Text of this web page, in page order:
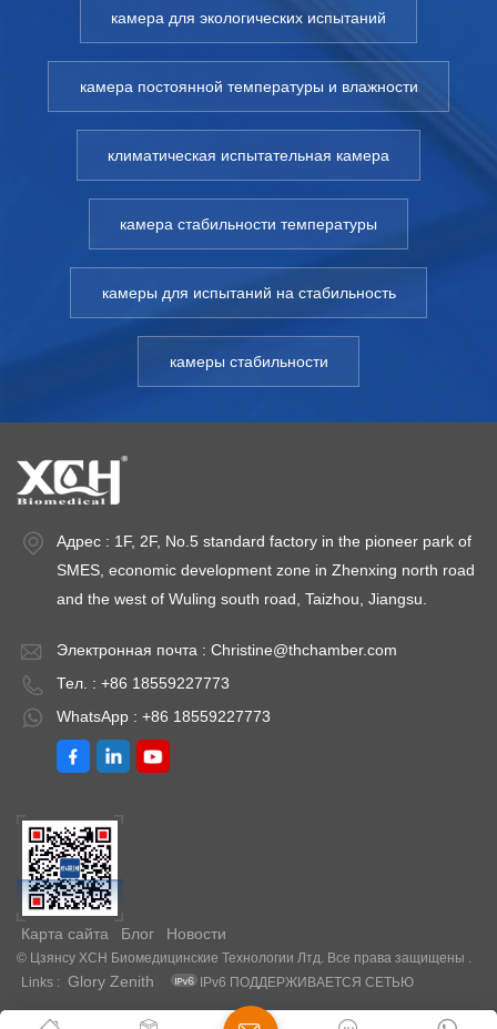
камера для экологических испытаний
камера постоянной температуры и влажности
климатическая испытательная камера
камера стабильности температуры
камеры для испытаний на стабильность
камеры стабильности
Адрес : 1F, 2F, No.5 standard factory in the pioneer park of
SMES, economic development zone in Zhenxing north road
and the west of Wuling south road, Taizhou, Jiangsu.
Электронная почта : Christine@thchamber.com
Тел. : +86 18559227773
WhatsApp : +86 18559227773
Карта сайта Блог Новости
© Цзянсу XCH Биомедицинские Технологии Лтд. Все права защищены .
Links :
Glory Zenith IPv6 ПОДДЕРЖИВАЕТСЯ СЕТЬЮ